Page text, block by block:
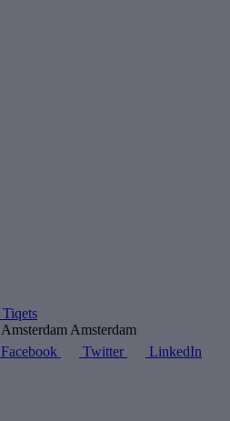
Amsterdam
Facebook Twitter LinkedIn